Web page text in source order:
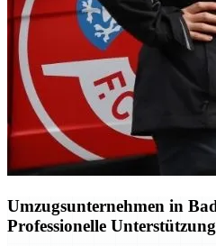
Umzugsunternehmen in
Professionelle